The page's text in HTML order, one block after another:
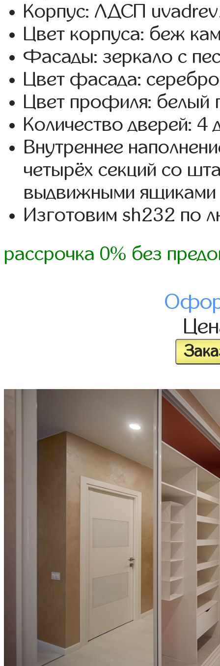
Корпус: ЛДСП
Цвет корпуса: беж
Фасады: зеркало с
Цвет фасада:
Цвет профиля: белый
Количество дверей: 4
Внутреннее
четырёх секций со
выдвижными ящиками
Изготовим sh232 по
рассрочка 0% без